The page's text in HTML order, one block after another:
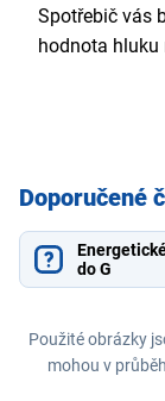
Spotřebič vás
hodnota hluku
Doporučené
do G
Použité obrázky
mohou v